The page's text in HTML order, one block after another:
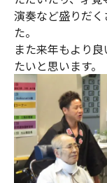
演奏など盛りだ
た。
また来年もより
たいと思います。